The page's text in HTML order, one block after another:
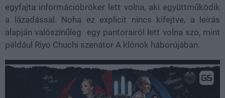
egyfajta információbróker lett volna, aki együttműködik
a lázadással. Noha ez explicit nincs kifejtve, a leírás
alapján valószínűleg egy pantorairól lett volna szó, mint
például Riyo Chuchi szenátor A klónok háborújában.